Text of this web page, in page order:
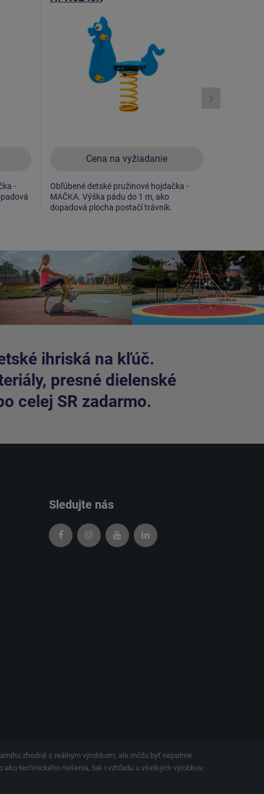
-
Cena na vyžiadanie
Obľúbené detské pružinové hojdačka -
MAČKA. Výška pádu do 1 m, ako
dopadová plocha postačí trávnik.
ihriská na kľúč.
presné dielenské
celej SR zadarmo.
Sledujte nás
zhodné s reálnym výrobkom, ale môžu byť nepatrne
ako technického riešenia, tak i vzhľadu u všetkých výrobkov,